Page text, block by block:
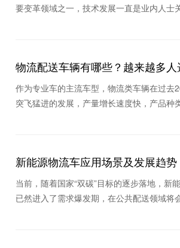
要变革领域之一，技术发展一直是业内人士
物流配送车辆有哪些？越来越多人
物流车
作为专业车的主流车型，物流类车辆在过去
突飞猛进的发展，产量增长速度快，产品种
新能源物流车应用场景及发展趋势 为什么这
家公司被看好
当前，随着国家“双碳”目标的逐步落地，新
已然进入了需求爆发期，在公共配送领域将